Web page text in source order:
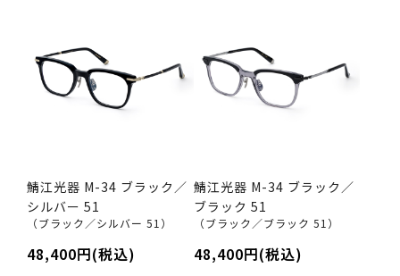
鯖江光器 M-34 ブラック／
シルバー 51
（ブラック／シルバー 51）
48,400円(税込)
鯖江光器 M-34 ブラック／
ブラック 51
（ブラック／ブラック 51）
48,400円(税込)